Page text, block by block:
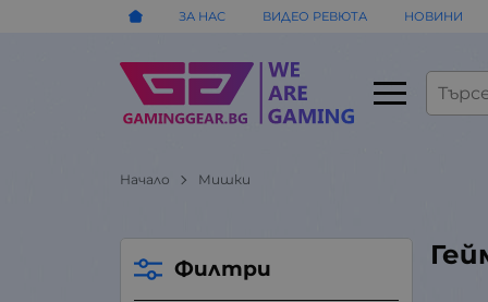
ЗА НАС ВИДЕО РЕВЮТА НОВИНИ
Начало Мишки
Филтри